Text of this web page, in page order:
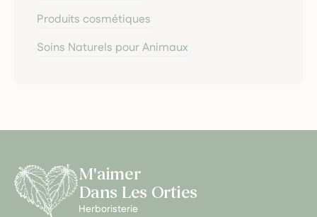
Produits cosmétiques
Soins Naturels pour Animaux
M'aimer
Dans Les Orties
Herboristerie